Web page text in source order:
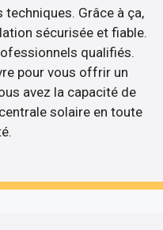
Grâce à ça,
sécurisée et fiable.
qualifiés.
pour vous offrir un
avez la capacité de
solaire en toute